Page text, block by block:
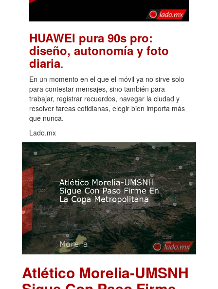
HUAWEI pura 90s pro:
diseño, autonomía y foto
diaria.
En un momento en el que el móvil ya no sirve solo
para contestar mensajes, sino también para
trabajar, registrar recuerdos, navegar la ciudad y
resolver tareas cotidianas, elegir bien importa más
que nunca.
Lado.mx
Atlético Morelia-UMSNH